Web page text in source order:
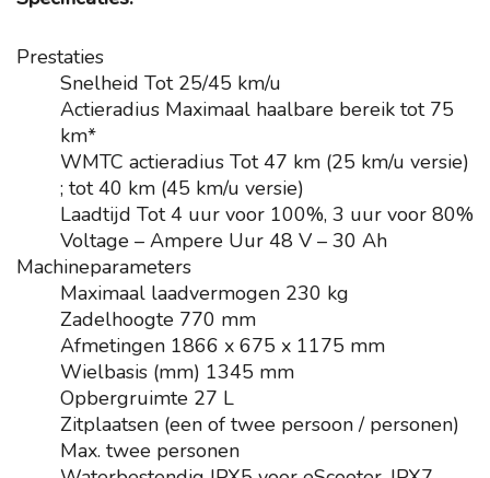
Prestaties
Snelheid Tot 25/45 km/u
Actieradius Maximaal haalbare bereik tot 75
km*
WMTC actieradius Tot 47 km (25 km/u versie)
; tot 40 km (45 km/u versie)
Laadtijd Tot 4 uur voor 100%, 3 uur voor 80%
Voltage – Ampere Uur 48 V – 30 Ah
Machineparameters
Maximaal laadvermogen 230 kg
Zadelhoogte 770 mm
Afmetingen 1866 x 675 x 1175 mm
Wielbasis (mm) 1345 mm
Opbergruimte 27 L
Zitplaatsen (een of twee persoon / personen)
Max. twee personen